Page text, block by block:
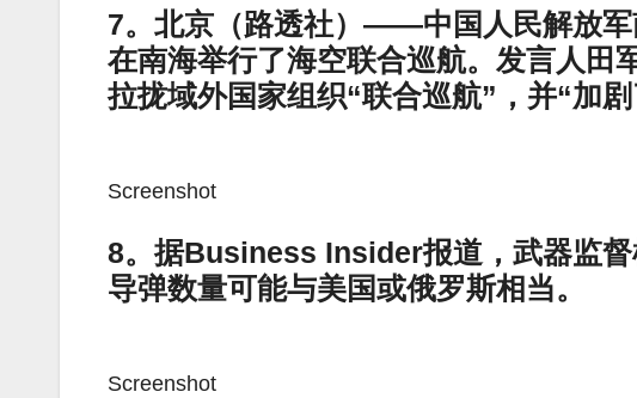
7。北京（路透社）——中国人民解放
在南海举行了海空联合巡航。发言人田
拉拢域外国家组织“联合巡航”，并“加剧
Screenshot
8。据Business Insider报道，武器监
导弹数量可能与美国或俄罗斯相当。
Screenshot